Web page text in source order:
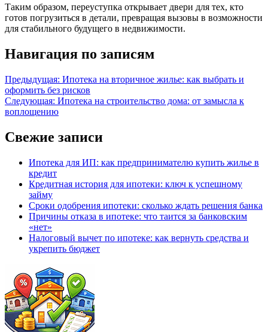
Таким образом, переуступка открывает двери для тех, кто
готов погрузиться в детали, превращая вызовы в возможности
для стабильного будущего в недвижимости.
Навигация по записям
Предыдущая: Ипотека на вторичное жилье: как выбрать и
оформить без рисков
Следующая: Ипотека на строительство дома: от замысла к
воплощению
Свежие записи
Ипотека для ИП: как предпринимателю купить жилье в
кредит
Кредитная история для ипотеки: ключ к успешному
займу
Сроки одобрения ипотеки: сколько ждать решения банка
Причины отказа в ипотеке: что таится за банковским
«нет»
Налоговый вычет по ипотеке: как вернуть средства и
укрепить бюджет